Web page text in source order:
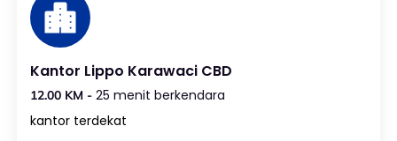
Kantor Lippo Karawaci CBD
12.00 KM - 25 menit berkendara
kantor terdekat